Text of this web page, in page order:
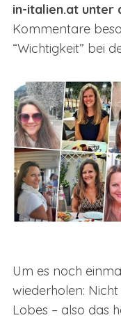
in-italien.at unter
Kommentare
“Wichtigkeit” bei
Um es noch
wiederholen:
Lobes – also das